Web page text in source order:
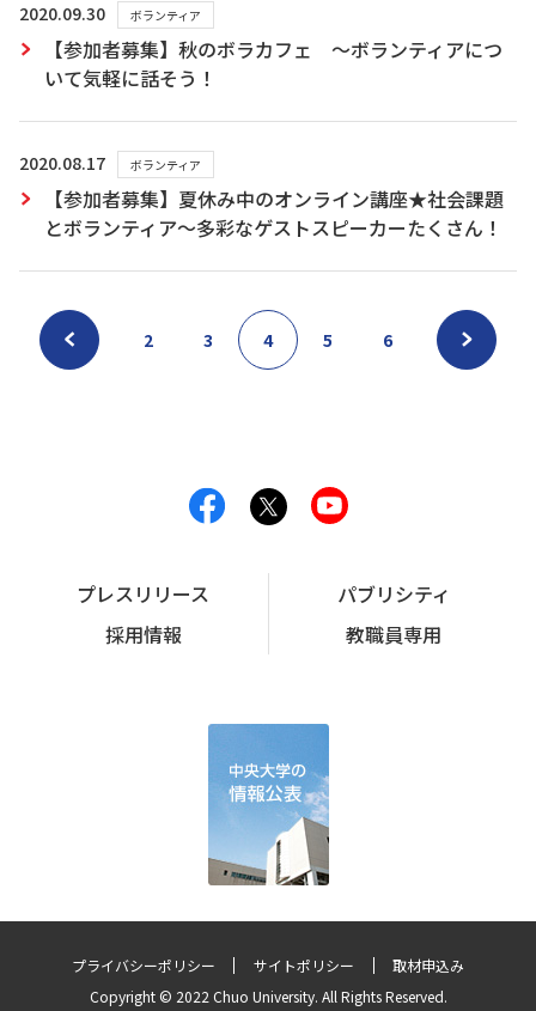
2020.09.30 ボランティア
【参加者募集】秋のボラカフェ ～ボランティアにつ
いて気軽に話そう！
2020.08.17 ボランティア
【参加者募集】夏休み中のオンライン講座★社会課題
とボランティア～多彩なゲストスピーカーたくさん！
2 3 4 5 6
プレスリリース
パブリシティ
採用情報
教職員専用
プライバシーポリシー サイトポリシー
取材申込み
Copyright © 2022 Chuo University. All Rights Reserved.